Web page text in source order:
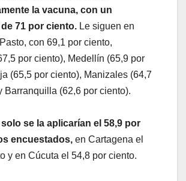
la vacuna, con un
71 por ciento. Le siguen en
con 69,1 por ciento,
por ciento), Medellín (65,9 por
(65,5 por ciento), Manizales (64,7
Barranquilla (62,6 por ciento).
se la aplicarían el 58,9 por
encuestados, en Cartagena el
y en Cúcuta el 54,8 por ciento.